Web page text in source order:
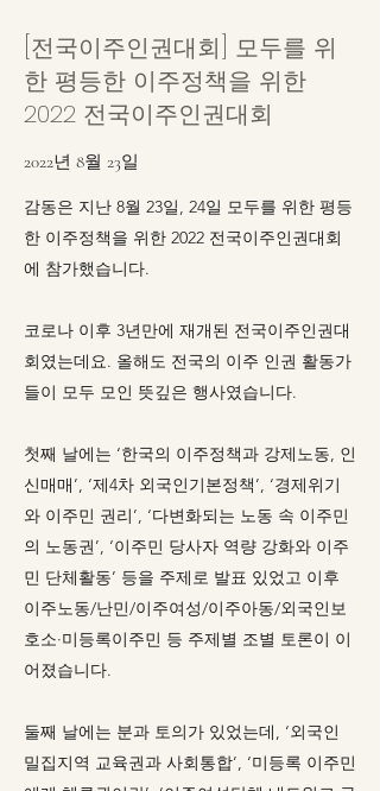
[전국이주인권대회] 모두를 위
한 평등한 이주정책을 위한
2022 전국이주인권대회
2022년 8월 23일
감동은 지난 8월 23일, 24일 모두를 위한 평등
한 이주정책을 위한 2022 전국이주인권대회
에 참가했습니다.
코로나 이후 3년만에 재개된 전국이주인권대
회였는데요. 올해도 전국의 이주 인권 활동가
들이 모두 모인 뜻깊은 행사였습니다.
첫째 날에는 ‘한국의 이주정책과 강제노동, 인
신매매’, ‘제4차 외국인기본정책’, ‘경제위기
와 이주민 권리’, ‘다변화되는 노동 속 이주민
의 노동권’, ‘이주민 당사자 역량 강화와 이주
민 단체활동’ 등을 주제로 발표 있었고 이후
이주노동/난민/이주여성/이주아동/외국인보
호소·미등록이주민 등 주제별 조별 토론이 이
어졌습니다.
둘째 날에는 분과 토의가 있었는데, ‘외국인
밀집지역 교육권과 사회통합’, ‘미등록 이주민